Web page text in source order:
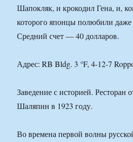
Шапокляк, и крокодил Гена, и,
которого японцы полюбили
Средний счет — 40 долларов.
Адрес: RB Bldg. 3 °F, 4-12-7
Заведение с историей. Ресторан
Шаляпин в 1923 году.
Во времена первой волны